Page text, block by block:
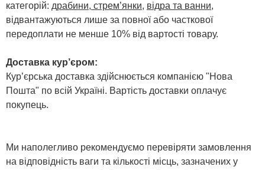
категорій: драбини, стрем’янки, відра та ванни,
відвантажуються лише за повної або часткової
передоплати не менше 10% від вартості товару.
Доставка кур’єром:
Кур’єрська доставка здійснюється компанією "Нова
Пошта" по всій Україні. Вартість доставки оплачує
покупець.
Ми наполегливо рекомендуємо перевіряти замовлення
на відповідність ваги та кількості місць, зазначених у